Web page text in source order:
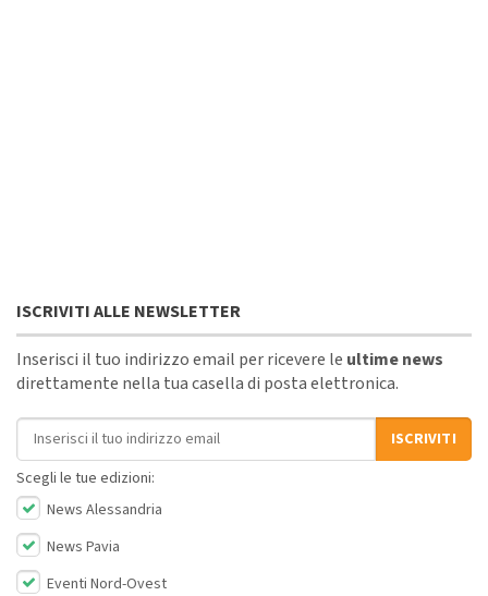
ISCRIVITI ALLE NEWSLETTER
Inserisci il tuo indirizzo email per ricevere le ultime news
direttamente nella tua casella di posta elettronica.
Indirizzo email
ISCRIVITI
Scegli le tue edizioni:
News Alessandria
News Pavia
Eventi Nord-Ovest